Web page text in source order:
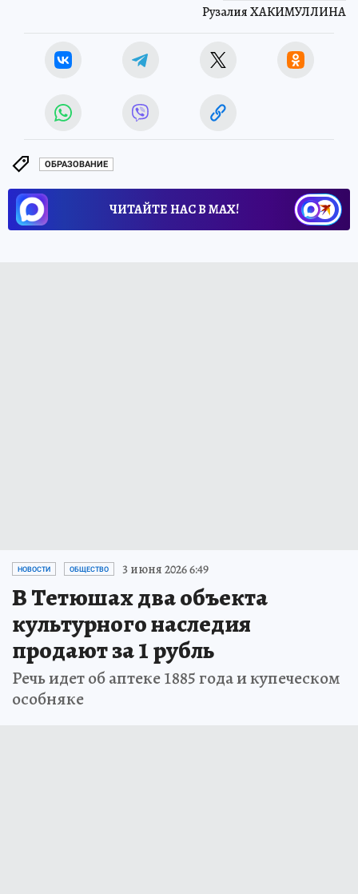
Рузалия ХАКИМУЛЛИНА
ОБРАЗОВАНИЕ
ЧИТАЙТЕ НАС В МАХ!
НОВОСТИ ОБЩЕСТВО 3 июня 2026 6:49
В Тетюшах два объекта
культурного наследия
продают за 1 рубль
Речь идет об аптеке 1885 года и купеческом
особняке